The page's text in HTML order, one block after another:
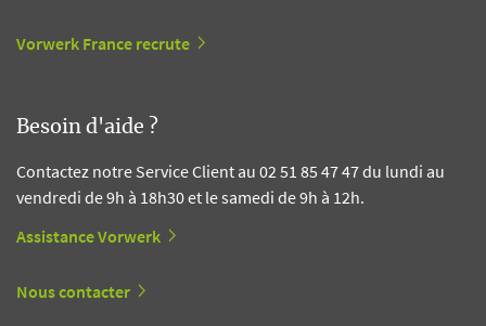
Vorwerk France recrute
Besoin d'aide ?
Contactez notre Service Client au 02 51 85 47 47 du lundi au
vendredi de 9h à 18h30 et le samedi de 9h à 12h.
Assistance Vorwerk
Nous contacter